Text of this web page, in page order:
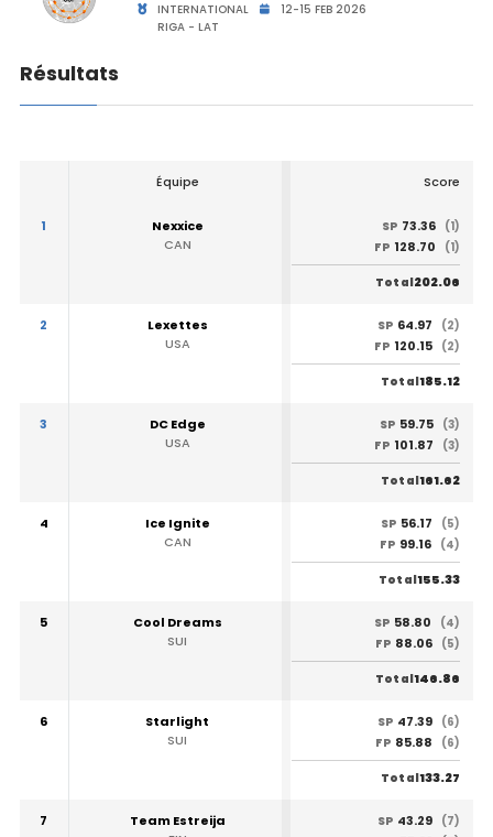
INTERNATIONAL
12-15 FEB 2026
RIGA - LAT
Résultats
Équipe Score
1
Nexxice
CAN
SP 73.36 (1)
FP 128.70 (1)
Total202.06
2
Lexettes
USA
SP 64.97
(2)
FP 120.15 (2)
Total185.12
3
DC Edge
USA
SP 59.75 (3)
FP 101.87 (3)
Total161.62
4
Ice Ignite
CAN
SP 56.17
(5)
FP 99.16 (4)
Total155.33
5
Cool Dreams
SUI
SP 58.80
(4)
FP 88.06 (5)
Total146.86
6
Starlight
SUI
SP 47.39 (6)
FP 85.88 (6)
Total133.27
7
Team Estreija
SP 43.29 (7)